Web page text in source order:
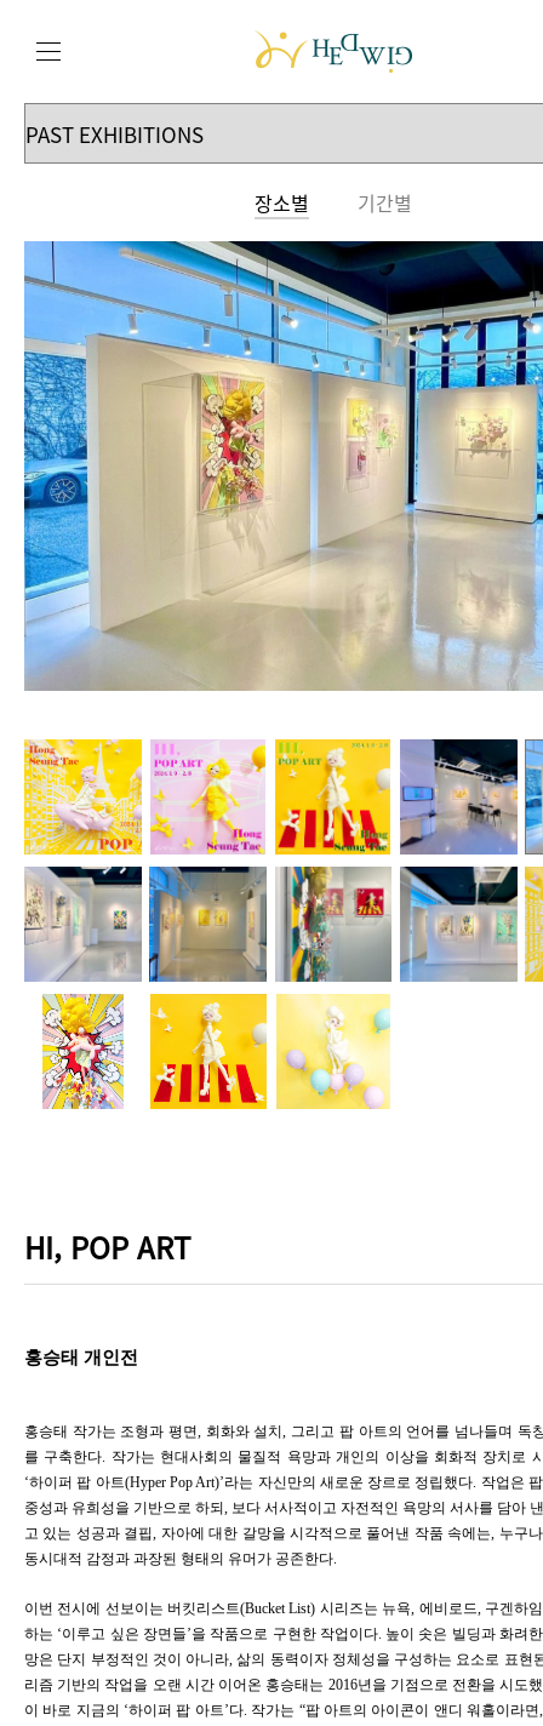
장소별 기간별
HI, POP ART
홍승태 개인전
홍승태 작가는 조형과 평면, 회화와 설치, 그리고 팝 아트의 언어를 넘나들며 독
를 구축한다. 작가는 현대사회의 물질적 욕망과 개인의 이상을 회화적 장치로
‘하이퍼 팝 아트(Hyper Pop Art)’라는 자신만의 새로운 장르로 정립했다. 작업은
중성과 유희성을 기반으로 하되, 보다 서사적이고 자전적인 욕망의 서사를 담아
고 있는 성공과 결핍, 자아에 대한 갈망을 시각적으로 풀어낸 작품 속에는, 누구
동시대적 감정과 과장된 형태의 유머가 공존한다.
이번 전시에 선보이는 버킷리스트(Bucket List) 시리즈는 뉴욕, 에비로드, 구겐하
하는 ‘이루고 싶은 장면들’을 작품으로 구현한 작업이다. 높이 솟은 빌딩과 화려
망은 단지 부정적인 것이 아니라, 삶의 동력이자 정체성을 구성하는 요소로 표현
리즘 기반의 작업을 오랜 시간 이어온 홍승태는 2016년을 기점으로 전환을 시도
이 바로 지금의 ‘하이퍼 팝 아트’다. 작가는 “팝 아트의 아이콘이 앤디 워홀이라